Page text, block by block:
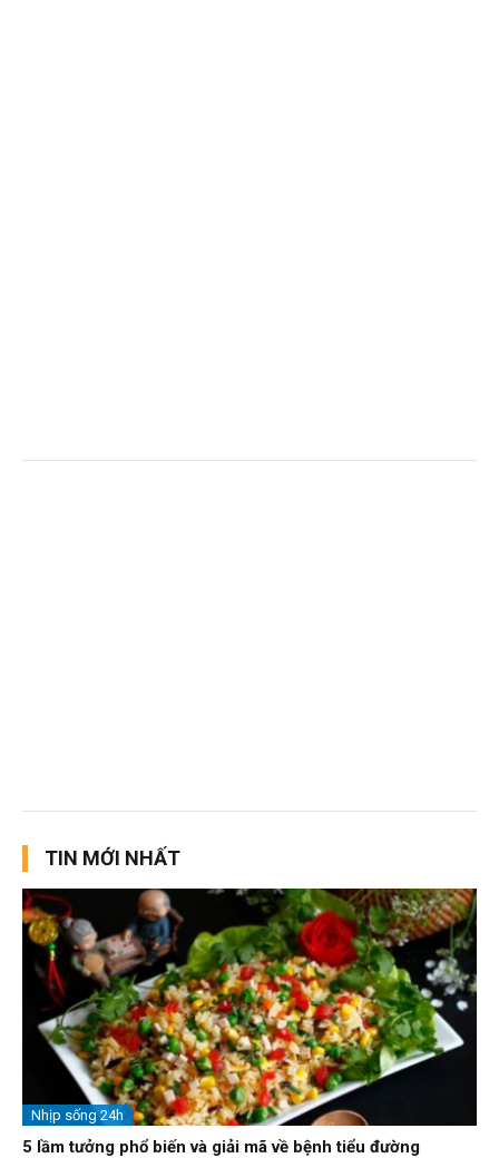
TIN MỚI NHẤT
Nhịp sống 24h
5 lầm tưởng phổ biến và giải mã về bệnh tiểu đường